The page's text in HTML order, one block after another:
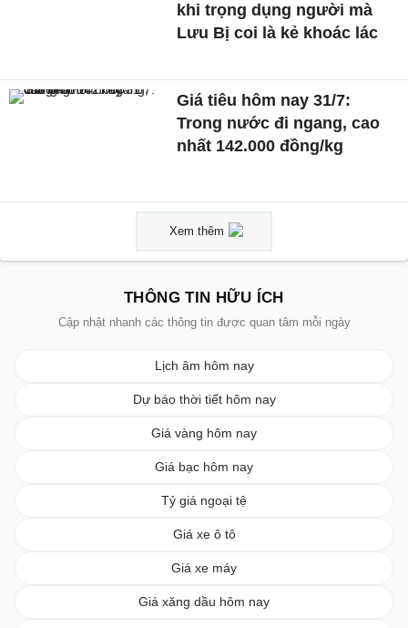
khi trọng dụng người mà
Lưu Bị coi là kẻ khoác lác
Giá tiêu hôm nay 31/7:
Trong nước đi ngang, cao
nhất 142.000 đồng/kg
Xem thêm
THÔNG TIN HỮU ÍCH
Cập nhật nhanh các thông tin được quan tâm mỗi ngày
Lịch âm hôm nay
Dự báo thời tiết hôm nay
Giá vàng hôm nay
Giá bạc hôm nay
Tỷ giá ngoại tệ
Giá xe ô tô
Giá xe máy
Giá xăng dầu hôm nay